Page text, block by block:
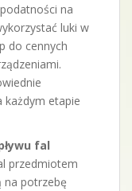
na
luki w
do cennych
każdym etapie
fal
przedmiotem
na potrzebę